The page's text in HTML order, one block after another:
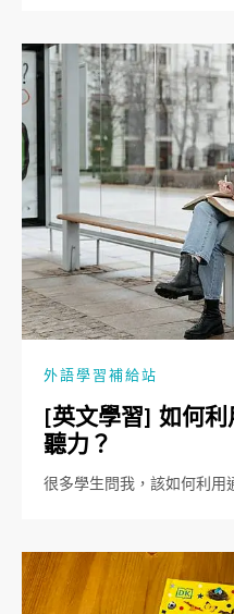
外語學習補給站
[英文學習] 如何
聽力？
很多學生問我，該如何利用